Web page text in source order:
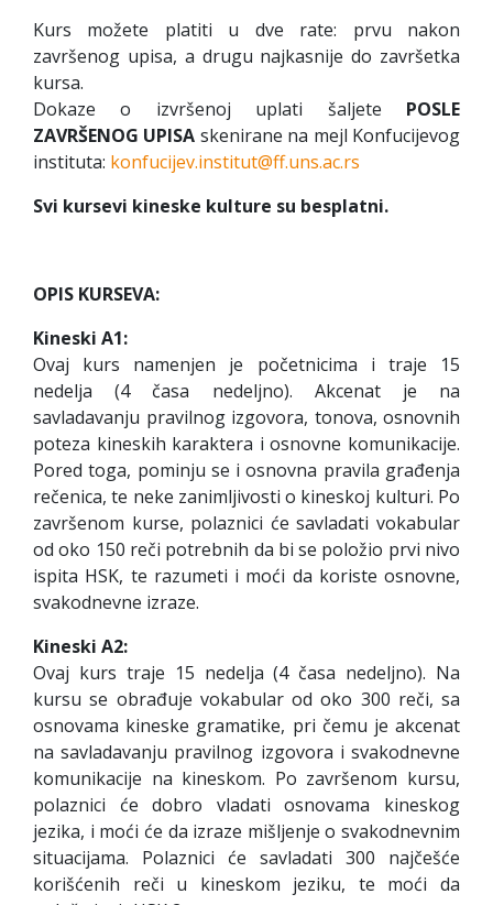
Kurs možete platiti u dve rate: prvu nakon
završenog upisa, a drugu najkasnije do završetka
kursa.
Dokaze o izvršenoj uplati šaljete POSLE
ZAVRŠENOG UPISA skenirane na mejl Konfucijevog
instituta: konfucijev.institut@ff.uns.ac.rs
Svi kursevi kineske kulture su besplatni.
OPIS KURSEVA:
Kineski A1:
Ovaj kurs namenjen je početnicima i traje 15
nedelja (4 časa nedeljno). Akcenat je na
savladavanju pravilnog izgovora, tonova, osnovnih
poteza kineskih karaktera i osnovne komunikacije.
Pored toga, pominju se i osnovna pravila građenja
rečenica, te neke zanimljivosti o kineskoj kulturi. Po
završenom kurse, polaznici će savladati vokabular
od oko 150 reči potrebnih da bi se položio prvi nivo
ispita HSK, te razumeti i moći da koriste osnovne,
svakodnevne izraze.
Kineski A2:
Ovaj kurs traje 15 nedelja (4 časa nedeljno). Na
kursu se obrađuje vokabular od oko 300 reči, sa
osnovama kineske gramatike, pri čemu je akcenat
na savladavanju pravilnog izgovora i svakodnevne
komunikacije na kineskom. Po završenom kursu,
polaznici će dobro vladati osnovama kineskog
jezika, i moći će da izraze mišljenje o svakodnevnim
situacijama. Polaznici će savladati 300 najčešće
korišćenih reči u kineskom jeziku, te moći da